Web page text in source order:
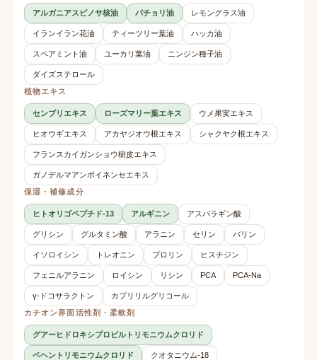
アルガニアスピノサ核油 パチョリ油 レモングラス油
イランイラン花油 ティーツリー葉油 ハッカ油
スペアミント油 ユーカリ葉油 ニンジン種子油
ダイズステロール
植物エキス
センブリエキス ローズマリー葉エキス ウメ果実エキス
ヒオウギエキス アカヤジオウ根エキス シャクヤク根エキス
フランスカイガンショウ樹皮エキス
ガノデルマアンボイネンセエキス
保湿・補修成分
ヒトオリゴペプチド-13 アルギニン アスパラギン酸
グリシン グルタミン酸 アラニン セリン バリン
イソロイシン トレオニン プロリン ヒスチジン
フェニルアラニン ロイシン リシン PCA PCA-Na
γ-ドコサラクトン
カプリリルグリコール
カチオン界面活性剤・柔軟剤
グアーヒドロキシプロピルトリモニウムクロリド
ベヘントリモニウムクロリド
クオタニウム-18